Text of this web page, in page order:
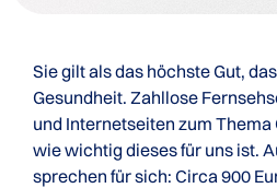
Sie gilt als das höchste Gut,
Gesundheit. Zahllose
und Internetseiten zum Thema
wie wichtig dieses für uns ist.
sprechen für sich: Circa 900